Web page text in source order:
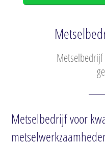
Metselbedrijf
Metselbedrijf voor